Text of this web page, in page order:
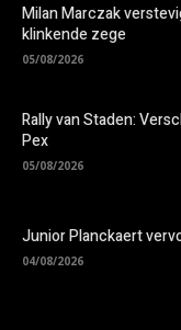
Milan Marczak
klinkende zege
05/08/2026
Rally van Staden:
Pex
05/08/2026
Junior Planckaert
04/08/2026